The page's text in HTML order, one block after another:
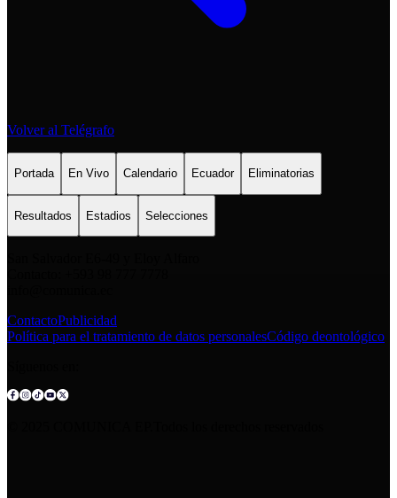
Volver al Telégrafo
Portada En Vivo Calendario Ecuador Eliminatorias
Resultados Estadios Selecciones
ContactoPublicidad
Política para el tratamiento de datos personalesCódigo deontológico